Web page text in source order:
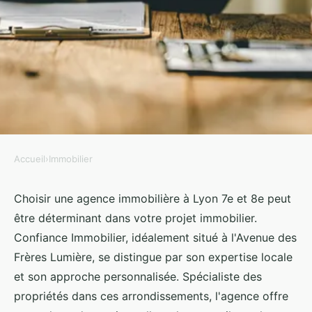
Votre agence immobilière de
confiance à Lyon 7e et 8e
admin• 6 janvier 2025•3 min de lecture
Accueil›Immobilier
Choisir une agence immobilière à Lyon 7e et 8e peut
être déterminant dans votre projet immobilier.
Confiance Immobilier, idéalement situé à l'Avenue des
Frères Lumière, se distingue par son expertise locale
et son approche personnalisée. Spécialiste des
propriétés dans ces arrondissements, l'agence offre